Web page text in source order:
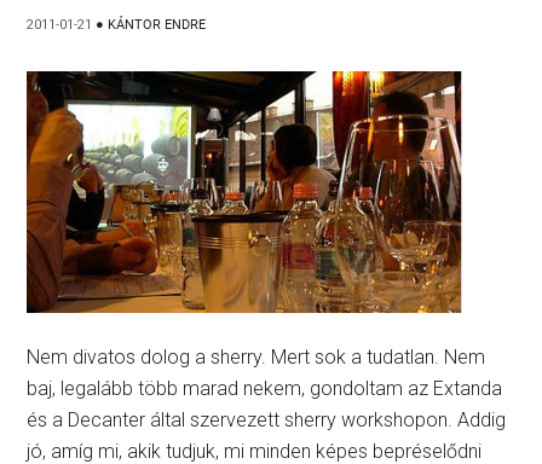
2011-01-21 ● KÁNTOR ENDRE
Nem divatos dolog a sherry. Mert sok a tudatlan. Nem
baj, legalább több marad nekem, gondoltam az Extanda
és a Decanter által szervezett sherry workshopon. Addig
jó, amíg mi, akik tudjuk, mi minden képes bepréselődni